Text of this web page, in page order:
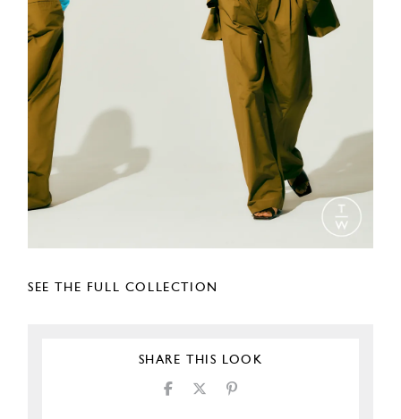
SEE THE FULL COLLECTION
SHARE THIS LOOK